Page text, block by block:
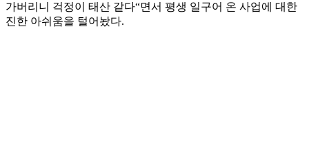
가버리니 걱정이 태산 같다“면서 평생 일구어 온 사업에 대한
진한 아쉬움을 털어놨다.